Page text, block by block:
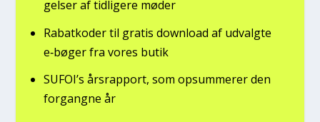
gel­ser af tid­li­ge­re møder
Rabat­ko­der til gra­tis down­lo­ad af udvalg­te
e‑bøger fra vores butik
SUFOI’s års­rap­port, som opsum­me­rer den
for­gang­ne år